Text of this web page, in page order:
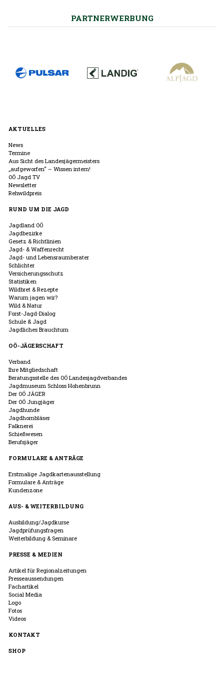
PARTNERWERBUNG
AKTUELLES
News
Termine
Aus Sicht des Landesjägermeisters
„aufgeworfen“ – Wissen intern!
OÖ Jagd TV
Newsletter
Rehwildpreis
RUND UM DIE JAGD
Jagdland OÖ
Jagdbezirke
Gesetz & Richtlinien
Jagd- & Waffenrecht
Jagd- und Lebensraumberater
Schlichter
Versicherungsschutz
Statistiken
Wildbret & Rezepte
Warum jagen wir?
Wild & Natur
Forst-Jagd-Dialog
Schule & Jagd
Jagdliches Brauchtum
OÖ-JÄGERSCHAFT
Verband
Ihre Mitgliedschaft
Beratungsstelle des OÖ Landesjagdverbandes
Jagdmuseum Schloss Hohenbrunn
Der OÖ JÄGER
Der OÖ Jungjäger
Jagdhunde
Jagdhornbläser
Falknerei
Schießwesen
Berufsjäger
FORMULARE & ANTRÄGE
Erstmalige Jagdkartenausstellung
Formulare & Anträge
Kundenzone
AUS- & WEITERBILDUNG
Ausbildung/Jagdkurse
Jagdprüfungsfragen
Weiterbildung & Seminare
PRESSE & MEDIEN
Artikel für Regionalzeitungen
Presseaussendungen
Fachartikel
Social Media
Logo
Fotos
Videos
KONTAKT
SHOP